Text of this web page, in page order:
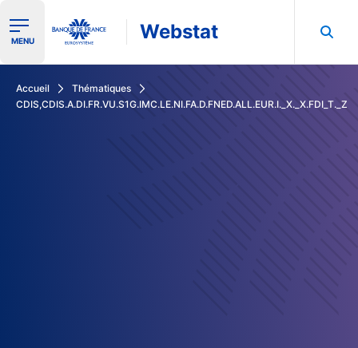
Ouvrir le menu de navigation
MENU Webstat
Accueil
Thématiques
CDIS,CDIS.A.DI.FR.VU.S1G.IMC.LE.NI.FA.D.FNED.ALL.EUR.I._X._X.FDI_T._Z